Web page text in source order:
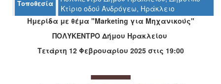
Τοποθεσία
Κτίριο οδού Ανδρόγεω, Ηράκλειο
Ημερίδα με θέμα "Marketing για Μηχανικούς"
ΠΟΛΥΚΕΝΤΡΟ Δήμου Ηρακλείου
Τετάρτη 12 Φεβρουαρίου 2025 στις 19:00